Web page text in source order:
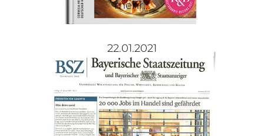
mehr...
22.01.2021